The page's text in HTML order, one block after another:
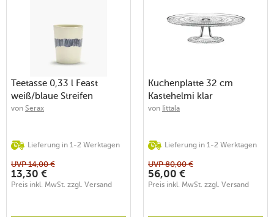
Teetasse 0,33 l Feast
weiß/blaue Streifen
von Serax
Lieferung in 1-2 Werktagen
UVP14,00 €
13,30 €
Preis inkl. MwSt. zzgl. Versand
Kuchenplatte 32 cm
Kastehelmi klar
von Iittala
Lieferung in 1-2 Werktagen
UVP80,00 €
56,00 €
Preis inkl. MwSt. zzgl. Versand